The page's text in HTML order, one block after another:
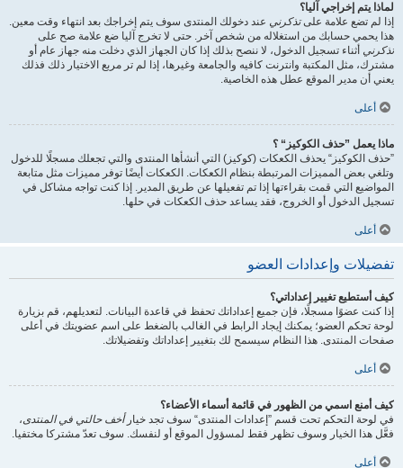
لماذا يتم إخراجي آليا؟
إذا لم تضع علامة علىتذكرني عند دخولك المنتدى سوف يتم إخراجك بعد انتهاء وقت معين.
هذا يحمي حسابك من استغلاله من شخص آخر. حتى لا تخرج آليا ضع علامة صح على
تذكرني أثناء تسجيل الدخول، لا ننصح بذلك إذا كان الجهاز الذي دخلت منه جهاز عام أو
مشترك، مثل المكتبة وانترنت كافيه والجامعة وغيرها، إذا لم تر مربع الاختيار ذلك فذلك
يعني أن مدير الموقع عطل هذه الخاصية.
أعلى
ماذا يعمل ”حذف الكوكيز“ ؟
”حذف الكوكيز“ يحذف الكعكات (كوكيز) التي أنشأها المنتدى والتي تجعلك مسجلًا للدخول
وتلغي بعض المميزات المرتبطة بنظام الكعكات. الكعكات أيضًا توفر مميزات مثل متابعة
المواضيع التي قمت بقراءتها إذا تم تفعيلها عن طريق المدير. إذا كنت تواجه مشاكل في
تسجيل الدخول أو الخروج، فقد يساعد حذف الكعكات في حلها.
أعلى
تفضيلات وإعدادات العضو
كيف أستطيع تغيير إعداداتي؟
إذا كنت عضوًا مسجلًا، فإن جميع إعداداتك تحفظ في قاعدة البيانات. لتعديلهم، قم بزيارة
لوحة تحكم العضو؛ يمكنك إيجاد الرابط في الغالب بالضغط على اسم عضويتك في أعلى
صفحات المنتدى. هذا النظام سيسمح لك بتغيير إعداداتك وتفضيلاتك.
أعلى
كيف أمنع اسمي من الظهور في قائمة أسماء الأعضاء؟
في لوحة التحكم تحت قسم ”إعدادات المنتدى“ سوف تجد خيارأخف حالتي في المنتدى،
فعَّل هذا الخيار وسوف تظهر فقط لمسؤول الموقع أو لنفسك. سوف تعدّ مشتركا مختفيا.
أعلى